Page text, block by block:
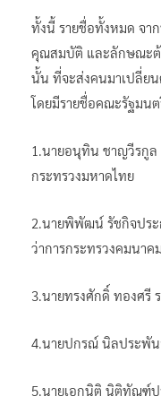
ทั้งนี้ รายชื่อทั้งหมด จา
คุณสมบัติ และลักษณะต้
นั้น ที่จะส่งคนมาเปลี่ยน
โดยมีรายชื่อคณะรัฐมน
1.นายอนุทิน ชาญวีรกูล
กระทรวงมหาดไทย
2.นายพิพัฒน์ รัชกิจประ
ว่าการกระทรวงคมนาคม
3.นายทรงศักดิ์ ทองศรี
4.นายปกรณ์ นิลประพัน
5.นายเอกนิติ นิติทัณฑ์ป